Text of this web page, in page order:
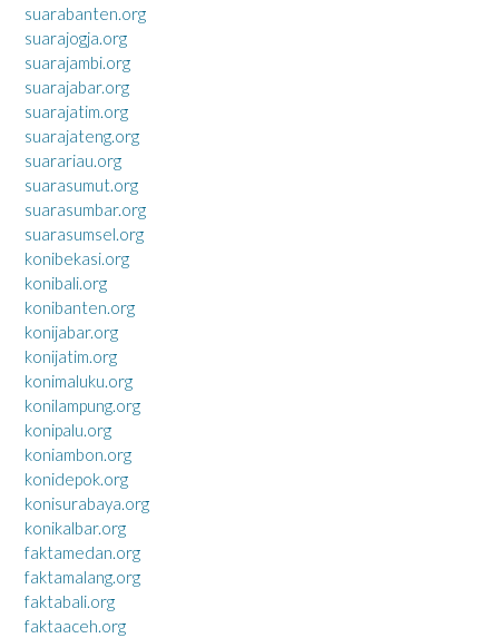
suarabanten.org
suarajogja.org
suarajambi.org
suarajabar.org
suarajatim.org
suarajateng.org
suarariau.org
suarasumut.org
suarasumbar.org
suarasumsel.org
konibekasi.org
konibali.org
konibanten.org
konijabar.org
konijatim.org
konimaluku.org
konilampung.org
konipalu.org
koniambon.org
konidepok.org
konisurabaya.org
konikalbar.org
faktamedan.org
faktamalang.org
faktabali.org
faktaaceh.org